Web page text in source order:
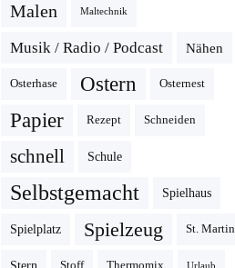
Malen Maltechnik
Musik / Radio / Podcast Nähen
Osterhase Ostern Osternest
Papier Rezept Schneiden
schnell Schule
Selbstgemacht Spielhaus
Spielplatz Spielzeug St. Martin
Stoff Thermomix Urlaub